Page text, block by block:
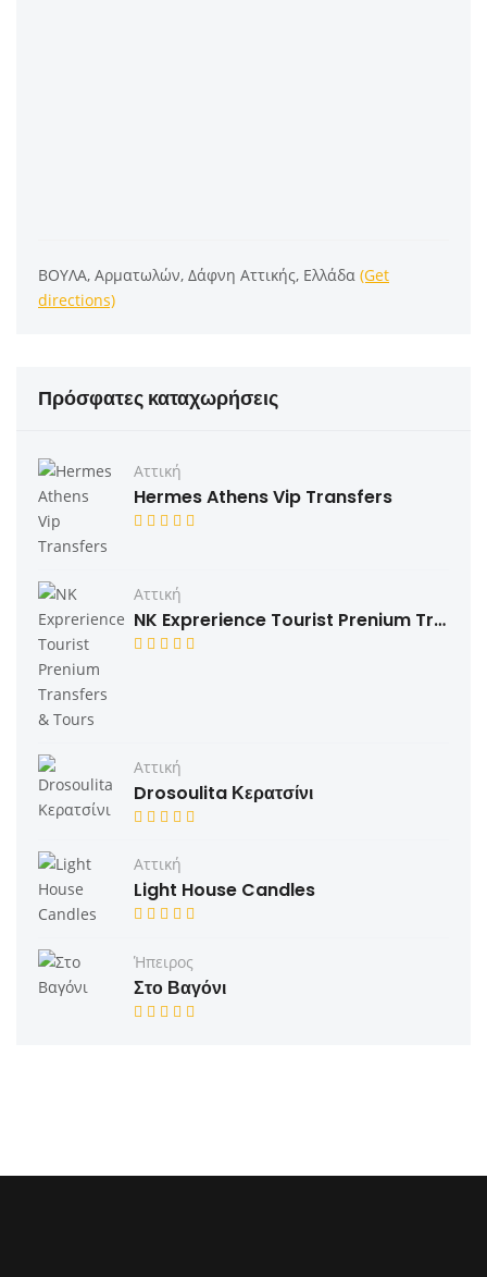
ΒΟΥΛΑ, Αρματωλών, Δάφνη Αττικής, Ελλάδα (Get
directions)
Πρόσφατες καταχωρήσεις
Αττική
Hermes Athens Vip Transfers
Αττική
NK Exprerience Tourist Prenium Transfers & Tours
Αττική
Drosoulita Κερατσίνι
Αττική
Light House Candles
Ήπειρος
Στο Βαγόνι